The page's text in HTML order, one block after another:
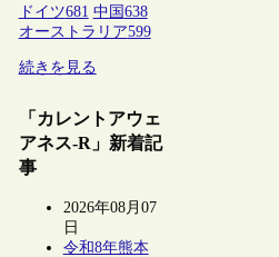
ドイツ681 中国 638
オーストラリア599
続きを見る
「カレントアウェ
アネス-R」新着記
事
2026年08月07
日
令和8年熊本